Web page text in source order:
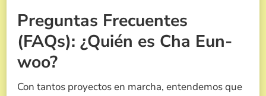
Preguntas Frecuentes
(FAQs): ¿Quién es Cha Eun-
woo?
Con tantos proyectos en marcha, entendemos que